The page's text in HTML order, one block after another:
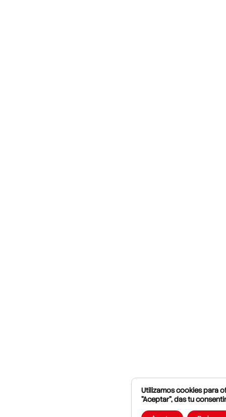
Utilizamos cookies para
"Aceptar", das tu